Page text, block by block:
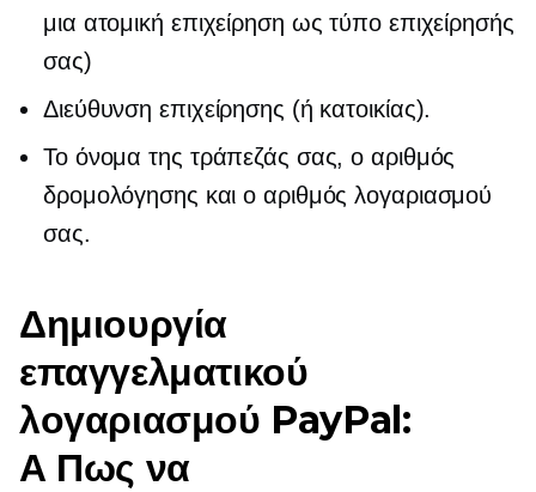
μια ατομική επιχείρηση ως τύπο επιχείρησής
σας)
Διεύθυνση επιχείρησης (ή κατοικίας).
Το όνομα της τράπεζάς σας, ο αριθμός
δρομολόγησης και ο αριθμός λογαριασμού
σας.
Δημιουργία
επαγγελματικού
λογαριασμού PayPal:
Α Πως να